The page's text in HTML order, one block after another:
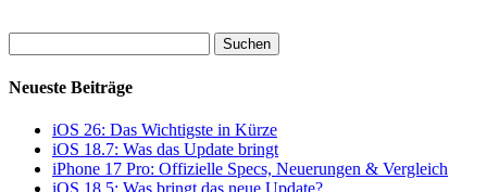
nach:
Neueste Beiträge
iOS 26: Das Wichtigste in Kürze
iOS 18.7: Was das Update bringt
iPhone 17 Pro: Offizielle Specs, Neuerungen & Vergleich